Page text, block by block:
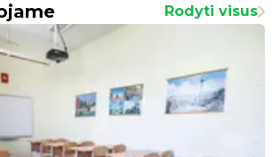
Rodyti visus